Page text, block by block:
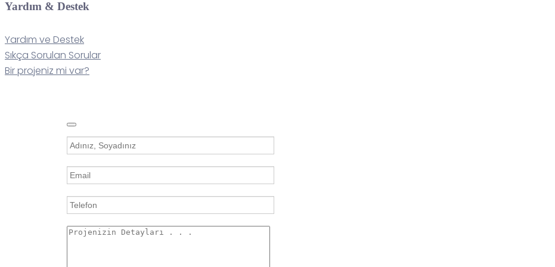
Yardım & Destek
Yardım ve Destek
Sıkça Sorulan Sorular
Bir projeniz mi var?